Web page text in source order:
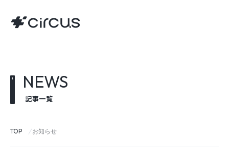
NEWS
記事一覧
TOP お知らせ